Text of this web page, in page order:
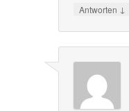
Antworten ↓